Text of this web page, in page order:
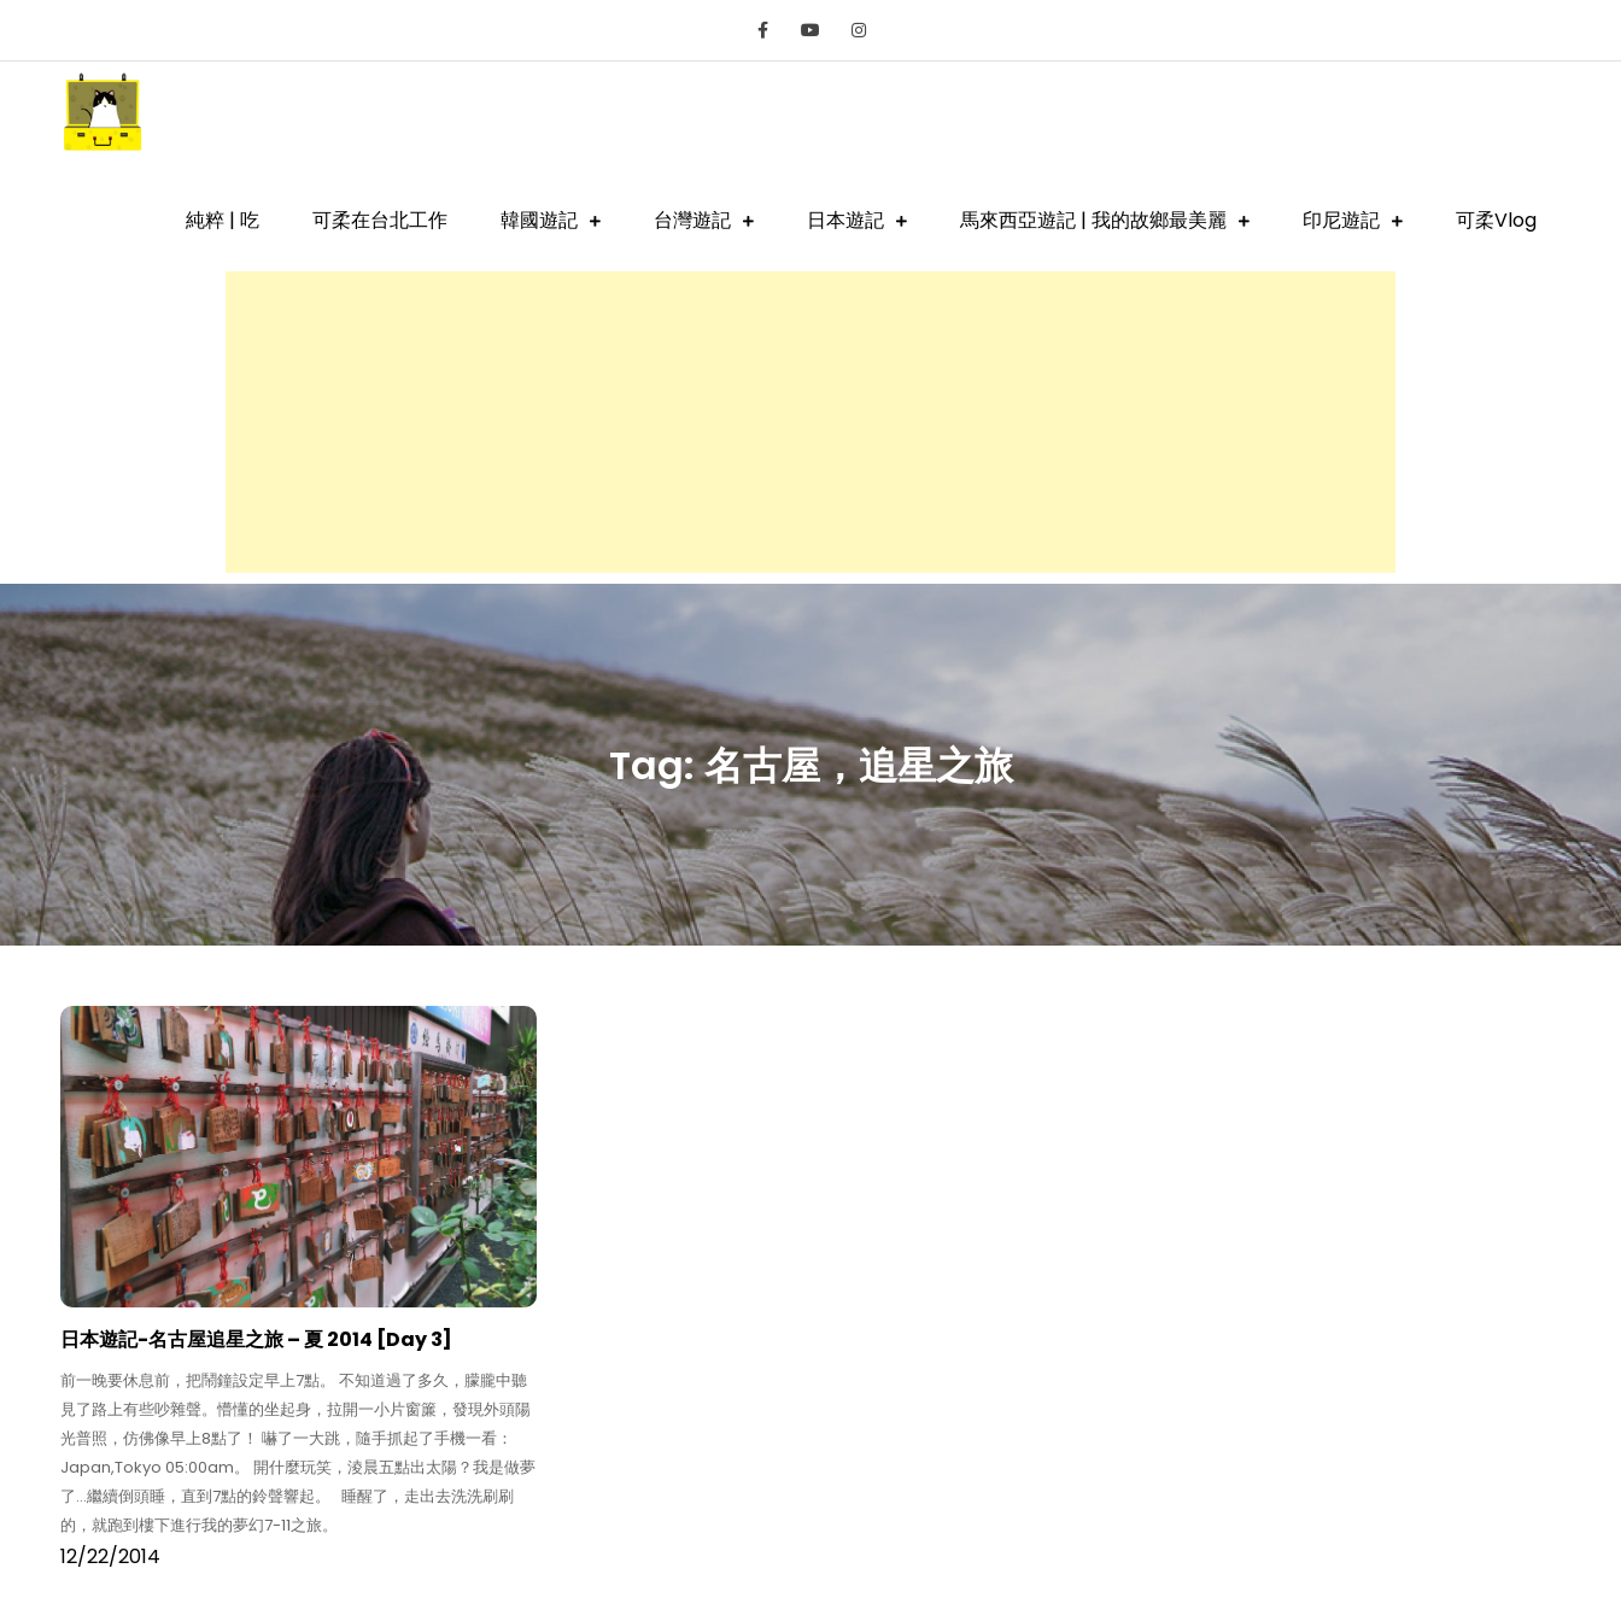
content
純粹 | 吃 可柔在台北工作 韓國遊記 台灣遊記 日本遊記 馬來西亞遊記 | 我的故鄉最美麗 印尼遊記 可柔Vlog
Tag:名古屋，追星之旅
日本遊記-名古屋追星之旅 – 夏 2014 [Day 3]
前一晚要休息前，把鬧鐘設定早上7點。 不知道過了多久，朦朧中聽
見了路上有些吵雜聲。懵懂的坐起身，拉開一小片窗簾，發現外頭陽
光普照，仿佛像早上8點了！ 嚇了一大跳，隨手抓起了手機一看：
Japan,Tokyo 05:00am。 開什麼玩笑，淩晨五點出太陽？我是做夢
了…繼續倒頭睡，直到7點的鈴聲響起。 睡醒了，走出去洗洗刷刷
的，就跑到樓下進行我的夢幻7-11之旅。
12/22/2014